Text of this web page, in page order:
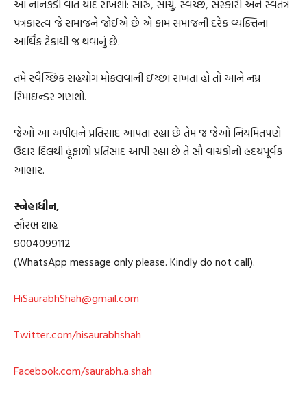
આ નાનકડી વાત યાદ રાખશો: સારું, સાચું, સ્વચ્છ, સંસ્કારી અને સ્વતંત્ર
પત્રકારત્વ જે સમાજને જોઈએ છે એ કામ સમાજની દરેક વ્યક્તિના
આર્થિક ટેકાથી જ થવાનું છે.
તમે સ્વૈચ્છિક સહયોગ મોકલવાની ઇચ્છા રાખતા હો તો આને નમ્ર
રિમાઇન્ડર ગણશો.
જેઓ આ અપીલને પ્રતિસાદ આપતા રહ્યા છે તેમ જ જેઓ નિયમિતપણે
ઉદાર દિલથી હૂંફાળો પ્રતિસાદ આપી રહ્યા છે તે સૌ વાચકોનો હ્રદયપૂર્વક
આભાર.
સ્નેહાધીન,
સૌરભ શાહ
9004099112
(WhatsApp message only please. Kindly do not call).
HiSaurabhShah@gmail.com
Twitter.com/hisaurabhshah
Facebook.com/saurabh.a.shah